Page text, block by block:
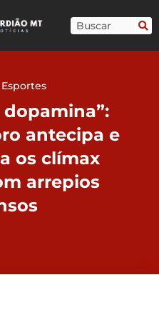
Pesquisar
Esportes
antecipa e
os clímax
arrepios